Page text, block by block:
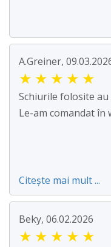
A.Greiner,
★ ★ ★ ★ ★
Schiurile folosite
Le-am comandat în
Citește mai mult ...
Beky, 06.02.2026
★ ★ ★ ★ ★